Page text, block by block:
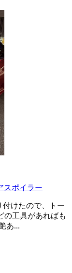
スポイラー
付けたので、トー
の工具があればも
あ...